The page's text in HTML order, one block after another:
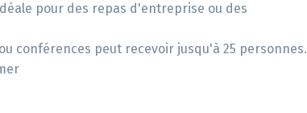
pour des repas d'entreprise ou des
conférences peut recevoir jusqu'à 25 personnes.